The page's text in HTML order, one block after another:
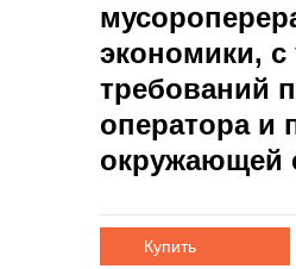
экономики, с
требований
оператора и
окружающей
Купить